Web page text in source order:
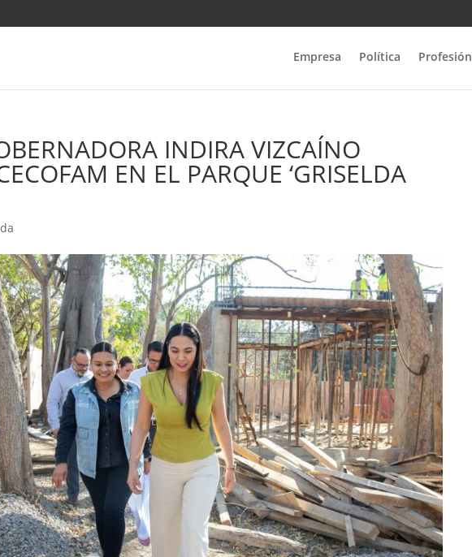
Empresa Política Profesión
INDIRA VIZCAÍNO
EN EL PARQUE ‘GRISELDA